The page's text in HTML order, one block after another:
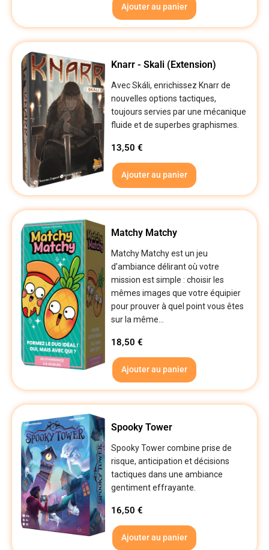
Ajouter au panier
Knarr - Skali (Extension)
Avec Skáli, enrichissez Knarr de
nouvelles options tactiques,
toujours servies par une mécanique
fluide et de superbes graphismes.
13,50€
Ajouter au panier
Matchy Matchy
Matchy Matchy est un jeu
d’ambiance délirant où votre
mission est simple : choisir les
mêmes images que votre équipier
pour prouver à quel point vous êtes
sur la même...
18,50€
Ajouter au panier
Spooky Tower
Spooky Tower combine prise de
risque, anticipation et décisions
tactiques dans une ambiance
gentiment effrayante.
16,50€
Ajouter au panier